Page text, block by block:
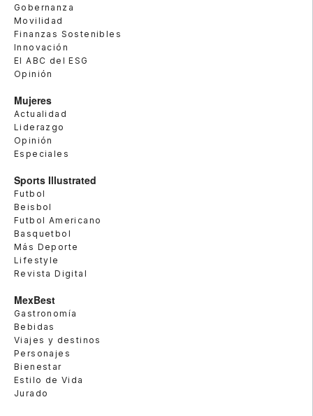
Gobernanza
Movilidad
Finanzas Sostenibles
Innovación
El ABC del ESG
Opinión
Mujeres
Actualidad
Liderazgo
Opinión
Especiales
Sports Illustrated
Futbol
Beisbol
Futbol Americano
Basquetbol
Más Deporte
Lifestyle
Revista Digital
MexBest
Gastronomía
Bebidas
Viajes y destinos
Personajes
Bienestar
Estilo de Vida
Jurado